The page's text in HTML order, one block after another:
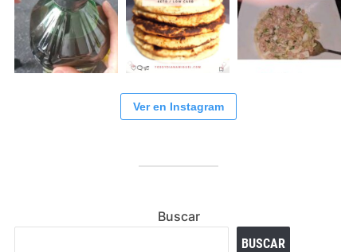
Ver en Instagram
Buscar
BUSCAR